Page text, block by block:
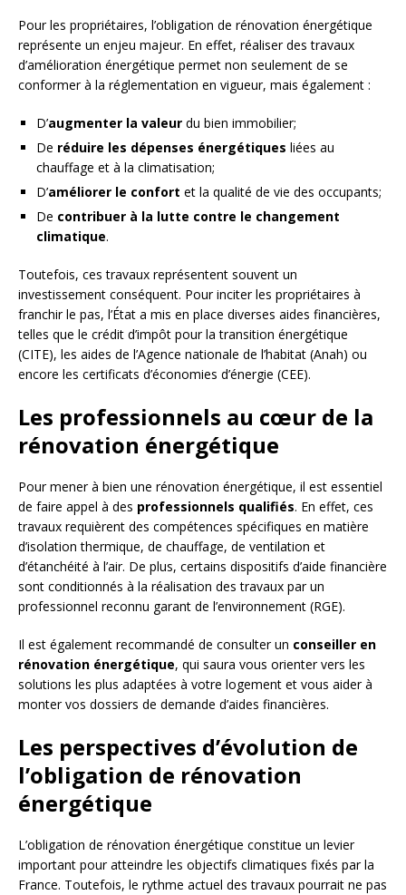
Pour les propriétaires, l’obligation de rénovation énergétique
représente un enjeu majeur. En effet, réaliser des travaux
d’amélioration énergétique permet non seulement de se
conformer à la réglementation en vigueur, mais également :
D’augmenter la valeur du bien immobilier;
De réduire les dépenses énergétiques liées au
chauffage et à la climatisation;
D’améliorer le confort et la qualité de vie des occupants;
De contribuer à la lutte contre le changement
climatique.
Toutefois, ces travaux représentent souvent un
investissement conséquent. Pour inciter les propriétaires à
franchir le pas, l’État a mis en place diverses aides financières,
telles que le crédit d’impôt pour la transition énergétique
(CITE), les aides de l’Agence nationale de l’habitat (Anah) ou
encore les certificats d’économies d’énergie (CEE).
Les professionnels au cœur de la
rénovation énergétique
Pour mener à bien une rénovation énergétique, il est essentiel
de faire appel à des professionnels qualifiés. En effet, ces
travaux requièrent des compétences spécifiques en matière
d’isolation thermique, de chauffage, de ventilation et
d’étanchéité à l’air. De plus, certains dispositifs d’aide financière
sont conditionnés à la réalisation des travaux par un
professionnel reconnu garant de l’environnement (RGE).
Il est également recommandé de consulter un conseiller en
rénovation énergétique, qui saura vous orienter vers les
solutions les plus adaptées à votre logement et vous aider à
monter vos dossiers de demande d’aides financières.
Les perspectives d’évolution de
l’obligation de rénovation
énergétique
L’obligation de rénovation énergétique constitue un levier
important pour atteindre les objectifs climatiques fixés par la
France. Toutefois, le rythme actuel des travaux pourrait ne pas